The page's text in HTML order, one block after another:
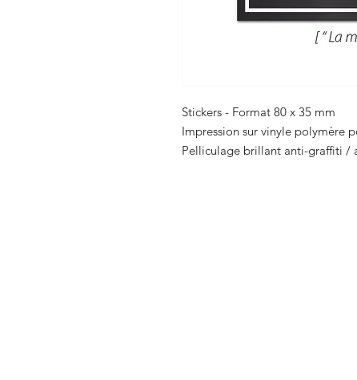
Stickers - Format 80 x 35 mm
Impression sur vinyle polymère
Pelliculage brillant anti-graffiti /